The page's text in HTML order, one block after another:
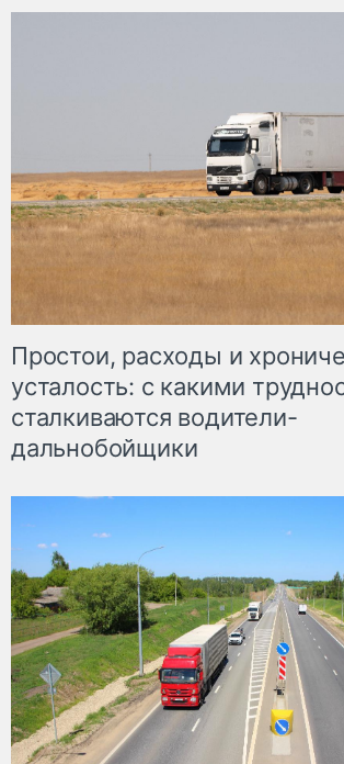
Простои, расходы и
усталость: с какими
сталкиваются водители-
дальнобойщики